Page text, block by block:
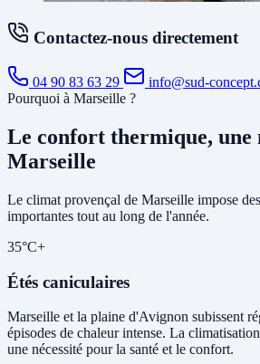
Contactez-nous directement
04 90 83 63 29
info@sud-
Pourquoi à Marseille ?
Le confort thermique, une
Marseille
Le climat provençal de Marseille impose
importantes tout au long de l'année.
35°C+
Étés caniculaires
Marseille et la plaine d'Avignon subissent
épisodes de chaleur intense. La
une nécessité pour la santé et le confort.